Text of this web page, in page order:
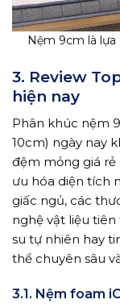
Nệm 9cm là
3. Review
hiện nay
Phân khúc nệm
10cm) ngày nay
đệm mỏng giá
ưu hóa diện tích
giấc ngủ, các
nghệ vật liệu
su tự nhiên hay
thể chuyên sâu
3.1. Nệm foam